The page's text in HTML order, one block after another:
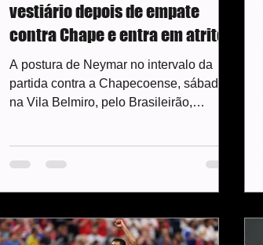
vestiário depois de empate
contra Chape e entra em atrito
no Santos
A postura de Neymar no intervalo da
partida contra a Chapecoense, sábado,
na Vila Belmiro, pelo Brasileirão,
apuração do ge, o jogador teria adotado
campista Gabriel Bontempo e o zagueiro
João Ananias. Houve também
questionamentos duros após a partida.